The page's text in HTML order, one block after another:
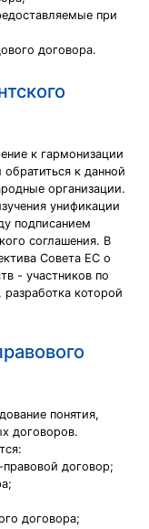
при
договора.
к гармонизации
обратиться к данной
организации.
унификации
подписанием
соглашения. В
Совета ЕС о
- участников по
которой
понятия,
договоров.
правовой договор;
договора;